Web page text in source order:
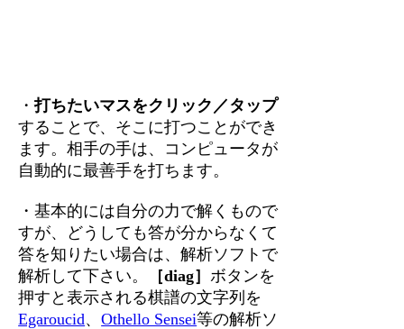
・打ちたいマスをクリック／タップ
することで、そこに打つことができ
ます。相手の手は、コンピュータが
自動的に最善手を打ちます。
・基本的には自分の力で解くもので
すが、どうしても答が分からなくて
答を知りたい場合は、解析ソフトで
解析して下さい。
［diag］ ボタンを
押すと表示される棋譜の文字列を
Egaroucid、Othello Sensei等の解析ソ